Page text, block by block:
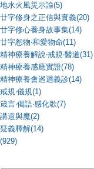
地水火風災示諭(5)
廿字修身之正信與實義(20)
廿字修心養身故事集(14)
廿字恕物‧和愛物命(11)
精神療養解說‧戒規‧醫道(31)
精神療養感應實證(78)
精神療養會巡迴義診(14)
戒規‧儀規(1)
箴言‧偈語‧感化歌(7)
講道與魔(2)
疑義釋解(14)
(929)